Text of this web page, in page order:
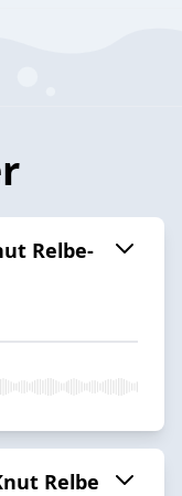
Relbe-
Relbe